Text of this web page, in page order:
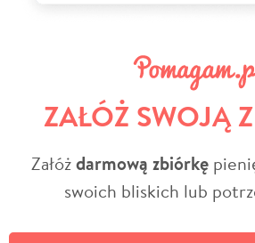
ZAŁÓŻ SWOJĄ
Załóżdarmową zbiórkę
swoich bliskich lub